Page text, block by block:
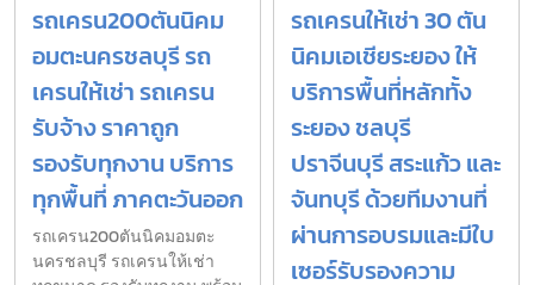
รถเครน200ตันนิคม
อมตะนครชลบุรี รถ
เครนให้เช่า รถเครน
รับจ้าง ราคาถูก
รองรับทุกงาน บริการ
ทุกพื้นที่ ภาคตะวันออก
รถเครน200ตันนิคมอมตะ
นครชลบุรี รถเครนให้เช่า
รถเครนให้เช่า 30 ตัน
นิคมเอเชียระยอง ให้
บริการพื้นที่หลักทั้ง
ระยอง ชลบุรี
ปราจีนบุรี สระแก้ว และ
จันทบุรี ด้วยทีมงานที่
ผ่านการอบรมและมีใบ
เซอร์รับรองความ